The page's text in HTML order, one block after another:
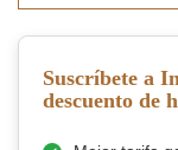
Suscríbete a
descuento de